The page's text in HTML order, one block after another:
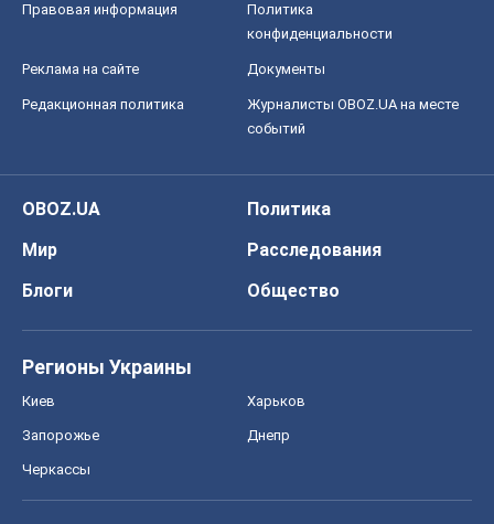
Правовая информация
Политика
конфиденциальности
Реклама на сайте Документы
Редакционная политика
Журналисты OBOZ.UA на месте
событий
OBOZ.UA
Политика
Мир
Расследования
Блоги
Общество
Регионы Украины
Киев Харьков
Запорожье Днепр
Черкассы